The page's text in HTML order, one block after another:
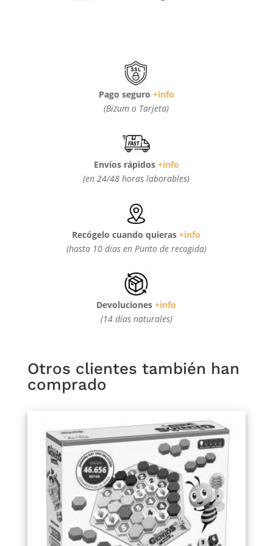
Pago seguro +info
(Bizum o Tarjeta)
Envíos rápidos +info
(en 24/48 horas laborables)
Recógelo cuando quieras+info
(hasta 10 días en Punto de recogida)
Devoluciones+info
(14 días naturales)
Otros clientes también han
comprado